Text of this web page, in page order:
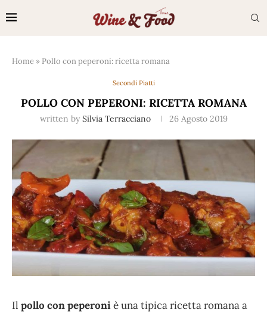
Home » Pollo con peperoni: ricetta romana
Secondi Piatti
POLLO CON PEPERONI: RICETTA ROMANA
written by Silvia Terracciano 26 Agosto 2019
Il pollo con peperoniè una tipica ricetta romana a